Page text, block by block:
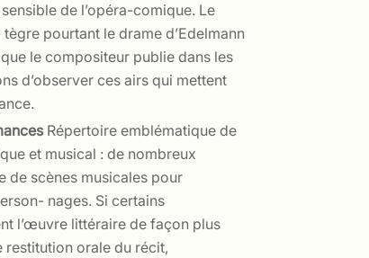
de l’opéra-comique. Le
pourtant le drame d’Edelmann
le compositeur publie dans les
d’observer ces airs qui mettent
Répertoire emblématique de
et musical : de nombreux
de scènes musicales pour
nages. Si certains
l’œuvre littéraire de façon plus
restitution orale du récit,